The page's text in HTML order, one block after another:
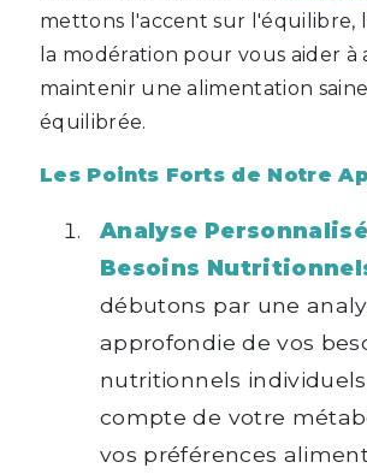
mettons l'accent sur l'équilibre,
la modération pour vous aider à
maintenir une alimentation
équilibrée.
Les Points Forts de Notre
Analyse
Besoins
débutons par une
approfondie de vos
nutritionnels
compte de votre
vos préférences